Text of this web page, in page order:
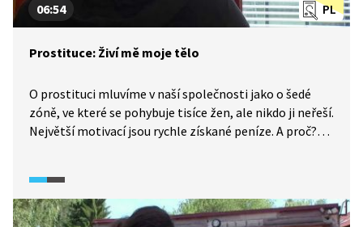
PL
06:54
Prostituce: Živí mě moje tělo
O prostituci mluvíme v naší společnosti jako o šedé
zóně, ve které se pohybuje tisíce žen, ale nikdo ji neřeší.
Největší motivací jsou rychle získané peníze. A proč?
s nouzí. Mnohé z žen tvrdí, že poskytování sexuálních
služeb je jejich strategie pro přežití.